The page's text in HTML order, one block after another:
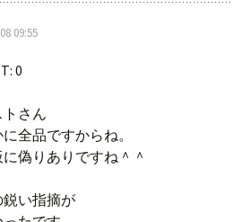
09:55
0
さん
に全品ですからね。
に偽りありですね＾＾
い指摘が